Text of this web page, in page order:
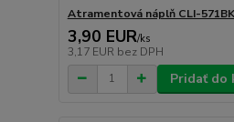
Atramentová náplň CLI-
3,90 EUR/ks
3,17 EUR bez DPH
Pridať do